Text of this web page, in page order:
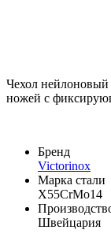
Чехол
ножей с
Бренд
Victorinox
Марка стали
X55CrMo14
Швейцария